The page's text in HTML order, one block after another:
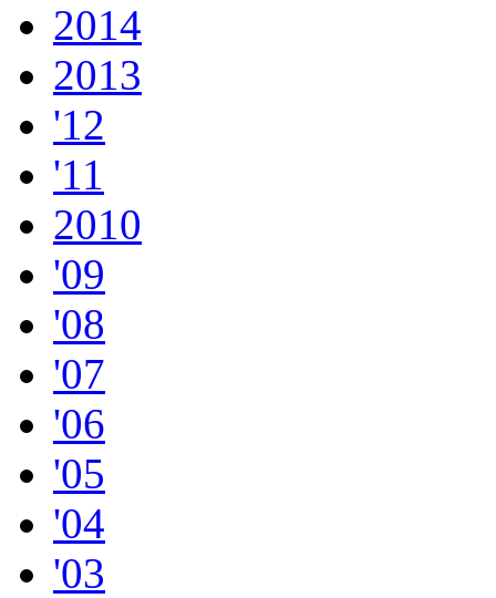
2014
2013
'12
'11
2010
'09
'08
'07
'06
'05
'04
'03